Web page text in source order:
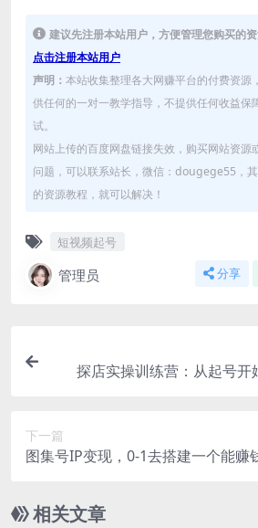
建议先注册本站用户，方便管理您购买的资
点击注册本站用户
声明： 本站收集整理各大网赚平台的付费资源
供任何的一对一教学指导，不提供任何收益保
试。
网站上传的百度网盘链接失效，购买网站资源
问题，可以联系站长，微信：dougege55，
的资源教程，就可以解决！
短视频起号
管理员 分享
探店实操训练营：从起号开
下一篇
图集号IP变现，0-1去搭建一个能赚
相关文章